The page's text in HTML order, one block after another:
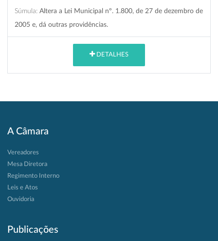
Súmula: Altera a Lei Municipal nº. 1.800, de 27 de dezembro de
2005 e, dá outras providências.
DETALHES
A Câmara
Vereadores
Mesa Diretora
Regimento Interno
Leis e Atos
Ouvidoria
Publicações